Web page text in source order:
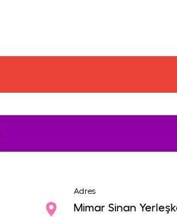
Adres
Mimar Sinan